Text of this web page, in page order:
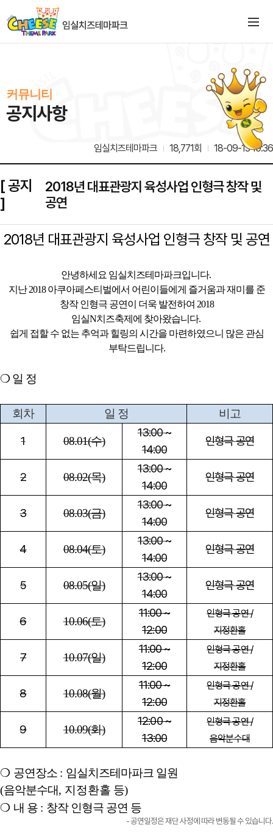
커뮤니티
공지사항
임실치즈테마파크 18,771회 18-09-13 10:36
[ 공지
]
2018년 대표관광지 육성사업 인형극 창작 및
공연
2018년 대표관광지 육성사업 인형극 창작 및 공연
안녕하세요 임실치즈테마파크입니다.
지난 2018 아쿠아페스티벌에서 어린이들에게 즐거움과 재미를 준
창작 인형극 공연이 더욱 발전하여 2018
임실N치즈축제에 찾아왔습니다.
쉽게 접할 수 없는 추억과 힐링의 시간을 마련하였으니 많은 관심
부탁드립니다.
❍ 일 정
회차 일 정 비고
1 08.01(수)
13:00 ~
14:00
인형극 공연
2 08.02(목)
13:00 ~
14:00
인형극 공연
3 08.03(금)
13:00 ~
14:00
인형극 공연
4 08.04(토)
13:00 ~
14:00
인형극 공연
5 08.05(일)
13:00 ~
14:00
인형극 공연
6 10.06(토)
11:00 ~
12:00
인형극 공연 /
지정환홀
7 10.07(일)
11:00 ~
12:00
인형극 공연 /
지정환홀
8 10.08(월)
11:00 ~
12:00
인형극 공연 /
지정환홀
9 10.09(화)
12:00 ~
13:00
인형극 공연 /
음악분수대
❍ 공연장소 : 임실치즈테마파크 일원
(음악분수대, 지정환홀 등)
❍ 내 용 : 창작 인형극 공연 등
- 공연일정은 재단 사정에 따라 변동될 수 있습니다.